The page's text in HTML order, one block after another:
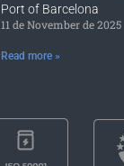
Port of Barcelona
11 de November de 2025
Read more »